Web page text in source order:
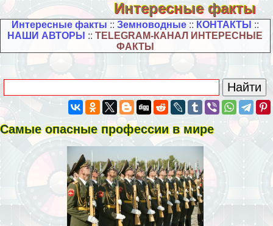
Интересные факты
Интересные факты :: Земноводные:: КОНТАКТЫ ::
НАШИ АВТОРЫ ::TELEGRAM-КАНАЛ ИНТЕРЕСНЫЕ
ФАКТЫ
Самые опасные профессии в мире